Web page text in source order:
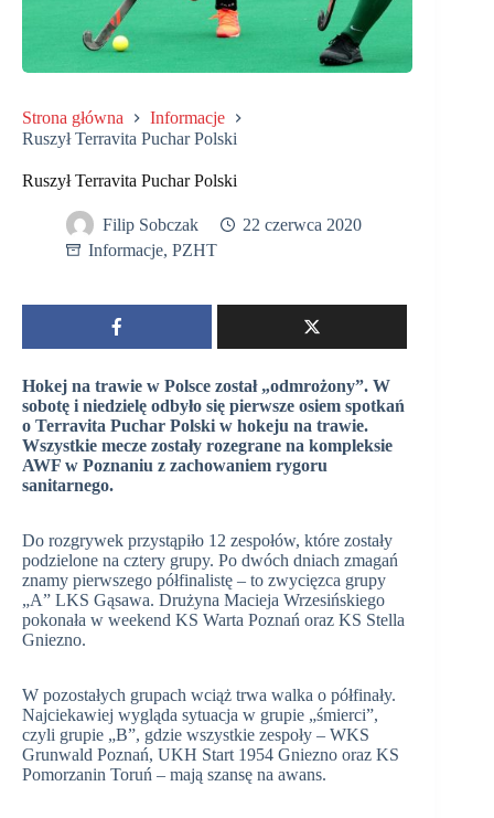
Strona główna
Informacje
Ruszył Terravita Puchar Polski
Ruszył Terravita Puchar Polski
Filip Sobczak
22 czerwca 2020
Informacje, PZHT
Hokej na trawie w Polsce został „odmrożony”. W
sobotę i niedzielę odbyło się pierwsze osiem spotkań
o Terravita Puchar Polski w hokeju na trawie.
Wszystkie mecze zostały rozegrane na kompleksie
AWF w Poznaniu z zachowaniem rygoru
sanitarnego.
Do rozgrywek przystąpiło 12 zespołów, które zostały
podzielone na cztery grupy. Po dwóch dniach zmagań
znamy pierwszego półfinalistę – to zwycięzca grupy
„A” LKS Gąsawa. Drużyna Macieja Wrzesińskiego
pokonała w weekend KS Warta Poznań oraz KS Stella
Gniezno.
W pozostałych grupach wciąż trwa walka o półfinały.
Najciekawiej wygląda sytuacja w grupie „śmierci”,
czyli grupie „B”, gdzie wszystkie zespoły – WKS
Grunwald Poznań, UKH Start 1954 Gniezno oraz KS
Pomorzanin Toruń – mają szansę na awans.